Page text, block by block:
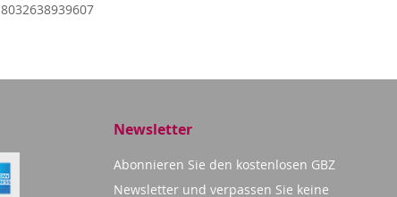
8032638939607
Newsletter
Abonnieren Sie den kostenlosen GBZ
Newsletter und verpassen Sie keine